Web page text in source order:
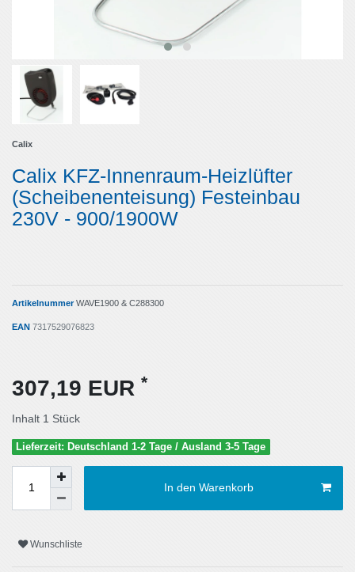
Calix
Calix KFZ-Innenraum-Heizlüfter
(Scheibenenteisung) Festeinbau
230V - 900/1900W
ArtikelnummerWAVE1900 & C288300
EAN 7317529076823
307,19 EUR *
Inhalt 1 Stück
Lieferzeit: Deutschland 1-2 Tage / Ausland 3-5 Tage
In den Warenkorb
Wunschliste